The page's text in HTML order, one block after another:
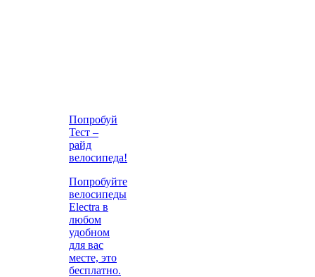
Попробуй
Тест –
райд
велосипеда!
Попробуйте
велосипеды
Electra в
любом
удобном
для вас
месте, это
бесплатно.